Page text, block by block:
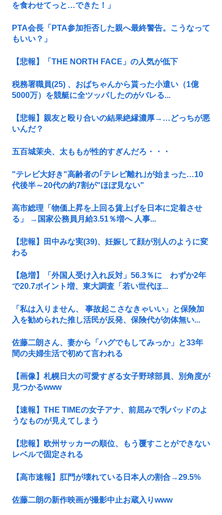
を食わせてっと…できた！」
PTA会長「PTA参加拒否した親へ最終警告。こうなって
もいい？」
【悲報】「THE NORTH FACE」の人気が低下
税務署職員(25) 、おばちゃんから貰った小遣い（1億
5000万）を競艇に全ツッパしたのがバレる...
【悲報】親友と殴り合いの結果絶縁濃厚→…どっちが悪
いんだ？
五百城茉央、太ももが性的すぎんだろ・・・
"テレビ大好き"高齢者の｢テレビ離れ｣が始まった…10
代後半～20代の約7割が"ほぼ見ない"
高市総理「物価上昇を上回る賃上げを日本に定着させ
る」 →国家公務員月給3.51％増へ 人事...
【悲報】田中みな実(39)、妊娠して顔が別人のように変
わる
【急増】「外国人受け入れ反対」56.3％に わずか2年
で20.7ポイント増、東大調査「若い世代ほ...
「私は入りません、 事故起こさなきゃいい」と保険加
入を勧められた推し活民が反発、保険代が勿体無い...
佐藤二朗さん、妻から「ハグでもしてみっか」と33年
間の夫婦生活で初めて言われる
【画像】札幌日大の可愛すぎる女子野球部員、別角度が
見つかるwww
【速報】THE TIMEの女子アナ、前屈みで乳パッドのよ
うなものが見えてしまう
【悲報】欧州サッカーの順位、もう覆すことができない
レベルで固定される
【高市速報】肛門が壊れている日本人の割合→29.5%
佐藤二朗の新作映画が撮影中止お蔵入りwww